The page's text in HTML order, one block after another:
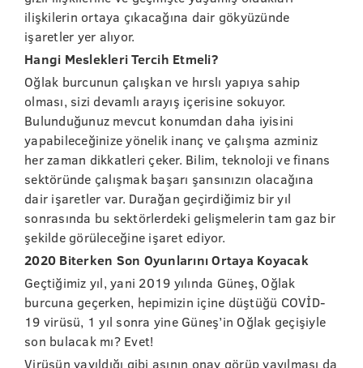
ilişkilerin ortaya çıkacağına dair gökyüzünde
işaretler yer alıyor.
Hangi Meslekleri Tercih Etmeli?
Oğlak burcunun çalışkan ve hırslı yapıya sahip
olması, sizi devamlı arayış içerisine sokuyor.
Bulunduğunuz mevcut konumdan daha iyisini
yapabileceğinize yönelik inanç ve çalışma azminiz
her zaman dikkatleri çeker. Bilim, teknoloji ve finans
sektöründe çalışmak başarı şansınızın olacağına
dair işaretler var. Durağan geçirdiğimiz bir yıl
sonrasında bu sektörlerdeki gelişmelerin tam gaz bir
şekilde görüleceğine işaret ediyor.
2020 Biterken Son Oyunlarını Ortaya Koyacak
Geçtiğimiz yıl, yani 2019 yılında Güneş, Oğlak
burcuna geçerken, hepimizin içine düştüğü COVİD-
19 virüsü, 1 yıl sonra yine Güneş’in Oğlak geçişiyle
son bulacak mı? Evet!
Virüsün yayıldığı gibi aşının onay görüp yayılması da